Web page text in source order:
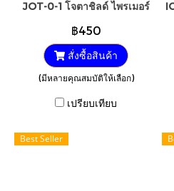
JOT-0-1 โจตาชิลด์ ไพรเมอร์
฿450
สั่งซื้อสินค้า
(มีหลายคุณสมบัติให้เลือก)
เปรียบเทียบ
Best Seller